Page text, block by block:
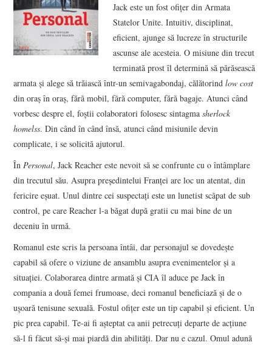
NUMĂRUL 48 /
MARTIE 2018
APRILIE 2018
Jack este un fost ofițer din Armata
Statelor Unite. Intuitiv, disciplinat,
eficient, ajunge să lucreze în structurile
ascunse ale acesteia. O misiune din trecut
terminată prost îl determină să părăsească
armata și alege să trăiască într-un semivagabondaj, călătorindlow cost
din oraș în oraș, fără mobil, fără computer, fără bagaje. Atunci când
vorbesc despre el, foștii colaboratori folosesc sintagmasherlock
homelss. Din când în când însă, atunci când misiunile devin
complicate, i se solicită ajutorul.
ÎnPersonal, Jack Reacher este nevoit să se confrunte cu o întâmplare
din trecutul său. Asupra președintelui Franței are loc un atentat, din
fericire eșuat. Unul dintre cei suspectați este un lunetist scăpat de sub
control, pe care Reacher l-a băgat după gratii cu mai bine de un
deceniu în urmă.
Romanul este scris la persoana întâi, dar personajul se dovedește
capabil să ofere o viziune de ansamblu asupra evenimentelor și a
situației. Colaborarea dintre armată și CIA îl aduce pe Jack în
compania a două femei frumoase, deci romanul beneficiază și de o
ușoară tenisune sexuală. Fostul ofițer este un tip capabil și eficient. Un
pic prea capabil. Te-ai fi așteptat ca anii petrecuți departe de acțiune
să-l fi făcut să-și mai piardă din abilități. Dar nu e cazul. Omul adună